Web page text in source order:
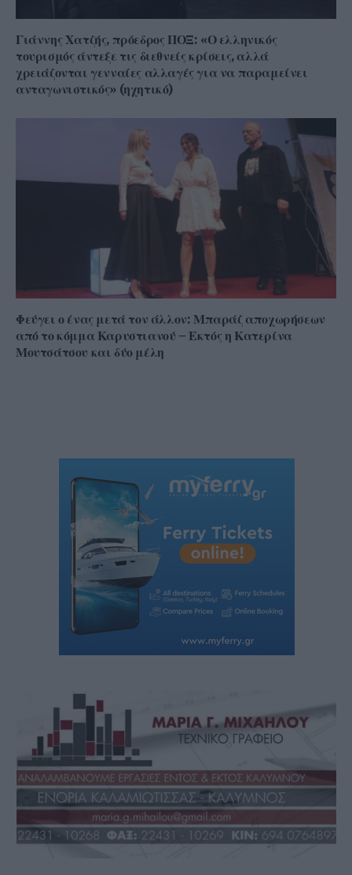
Γιάννης Χατζής, πρόεδρος ΠΟΞ: «Ο ελληνικός
τουρισμός άντεξε τις διεθνείς κρίσεις, αλλά
χρειάζονται γενναίες αλλαγές για να παραμείνει
ανταγωνιστικός» (ηχητικό)
Φεύγει ο ένας μετά τον άλλον: Μπαράζ αποχωρήσεων
από το κόμμα Καρυστιανού – Εκτός η Κατερίνα
Μουτσάτσου και δύο μέλη